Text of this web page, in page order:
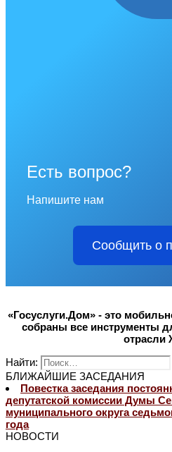
Есть вопрос?
Напишите нам
Сообщить о
«Госуслуги.Дом» - это
собраны все инструменты
отрасли
Найти:
БЛИЖАЙШИЕ ЗАСЕДАНИЯ
Повестка заседания
депутатской комиссии Думы
муниципального округа
года
НОВОСТИ